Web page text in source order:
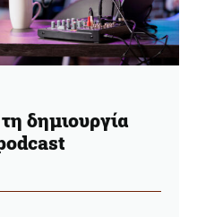
δημιουργία